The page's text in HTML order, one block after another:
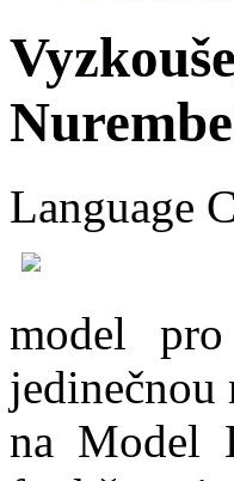
Language
model
jedinečnou
na Model